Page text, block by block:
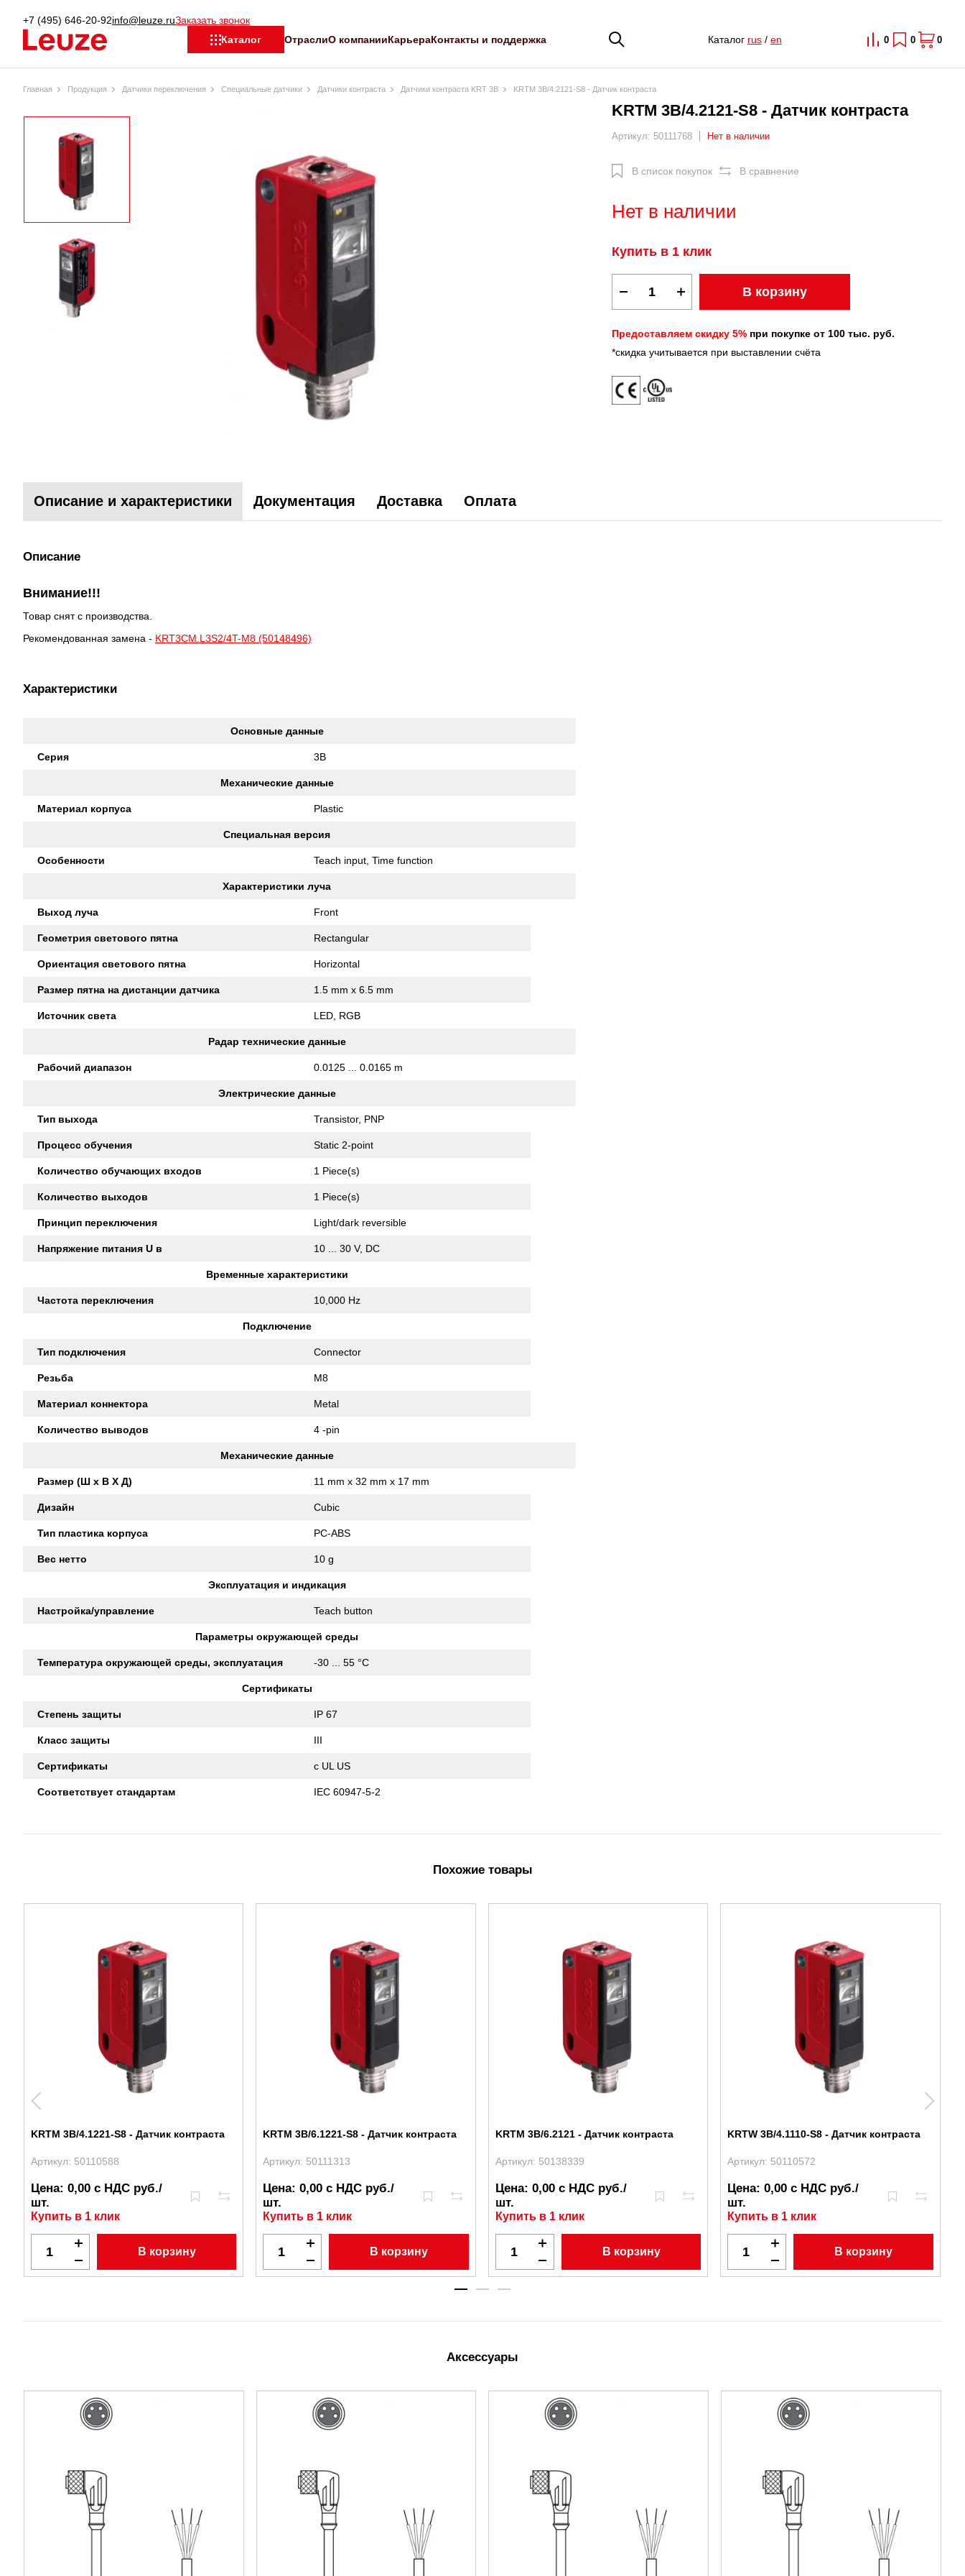
+7 (495) 646-20-92info@leuze.ruЗаказать звонок
Каталог
ОтраслиО компанииКарьераКонтакты и поддержка Каталог rus/ en 0 0 0
Главная Продукция Датчики переключения Специальные датчики Датчики контраста Датчики контраста KRT 3B KRTM 3B/4.2121-S8 - Датчик контраста
KRTM 3B/4.2121-S8 - Датчик контраста
Артикул: 50111768 Нет в наличии
В список покупок В сравнение
Нет в наличии
Купить в 1 клик
В корзину
Предоставляем скидку 5% при покупке от 100 тыс. руб.
*скидка учитывается при выставлении счёта
Описание и характеристики Документация Доставка Оплата
Описание
Внимание!!!
Товар снят с производства.
Рекомендованная замена - KRT3CM.L3S2/4T-M8 (50148496)
Характеристики
Основные данные
Серия 3B
Механические данные
Материал корпуса Plastic
Специальная версия
Особенности Teach input, Time function
Характеристики луча
Выход луча Front
Геометрия светового пятна Rectangular
Ориентация светового пятна Horizontal
Размер пятна на дистанции датчика 1.5 mm x 6.5 mm
Источник света LED, RGB
Радар технические данные
Рабочий диапазон 0.0125 ... 0.0165 m
Электрические данные
Тип выхода Transistor, PNP
Процесс обучения Static 2-point
Количество обучающих входов 1 Piece(s)
Количество выходов 1 Piece(s)
Принцип переключения Light/dark reversible
Напряжение питания U в 10 ... 30 V, DC
Временные характеристики
Частота переключения 10,000 Hz
Подключение
Тип подключения Connector
Резьба M8
Материал коннектора Metal
Количество выводов 4 -pin
Механические данные
Размер (Ш x В X Д) 11 mm x 32 mm x 17 mm
Дизайн Cubic
Тип пластика корпуса PC-ABS
Вес нетто 10 g
Эксплуатация и индикация
Настройка/управление Teach button
Параметры окружающей среды
Температура окружающей среды, эксплуатация -30 ... 55 °C
Сертификаты
Степень защиты IP 67
Класс защиты III
Сертификаты c UL US
Соответствует стандартам IEC 60947-5-2
Похожие товары
KRTM 3B/4.1221-S8 - Датчик контраста
Артикул: 50110588
Цена: 0,00 с НДС руб./
шт.
Купить в 1 клик
В корзину
KRTM 3B/6.1221-S8 - Датчик контраста
Артикул: 50111313
Цена: 0,00 с НДС руб./
шт.
Купить в 1 клик
В корзину
KRTM 3B/6.2121 - Датчик контраста
Артикул: 50138339
Цена: 0,00 с НДС руб./
шт.
Купить в 1 клик
В корзину
KRTW 3B/4.1110-S8 - Датчик контраста
Артикул: 50110572
Цена: 0,00 с НДС руб./
шт.
Купить в 1 клик
В корзину
Аксессуары